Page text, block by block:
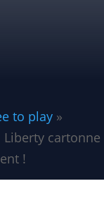
to play »
cartonne
!